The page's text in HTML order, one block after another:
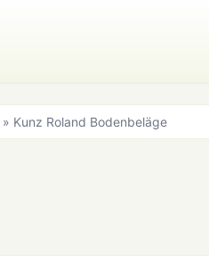
» Kunz Roland Bodenbeläge